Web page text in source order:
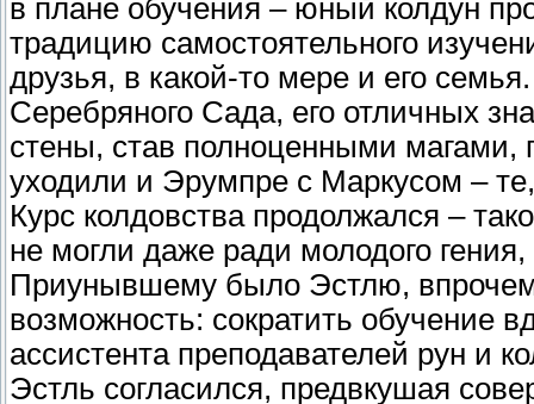
в плане обучения – юный колдун
традицию самостоятельного
друзья, в какой-то мере и его
Серебряного Сада, его отличных
стены, став полноценными магами,
уходили и Эрумпре с Маркусом –
Курс колдовства продолжался –
не могли даже ради молодого
Приунывшему было Эстлю,
возможность: сократить обучение
ассистента преподавателей рун и
Эстль согласился, предвкушая